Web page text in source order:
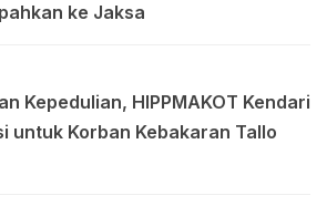
ke Jaksa
Kepedulian, HIPPMAKOT Kendari
untuk Korban Kebakaran Tallo